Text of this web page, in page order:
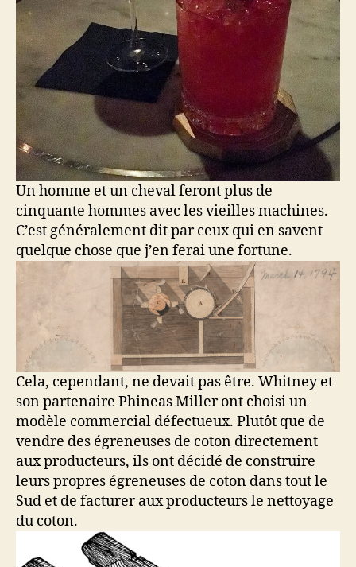
Un homme et un cheval feront plus de
cinquante hommes avec les vieilles machines.
C’est généralement dit par ceux qui en savent
quelque chose que j’en ferai une fortune.
Cela, cependant, ne devait pas être. Whitney et
son partenaire Phineas Miller ont choisi un
modèle commercial défectueux. Plutôt que de
vendre des égreneuses de coton directement
aux producteurs, ils ont décidé de construire
leurs propres égreneuses de coton dans tout le
Sud et de facturer aux producteurs le nettoyage
du coton.